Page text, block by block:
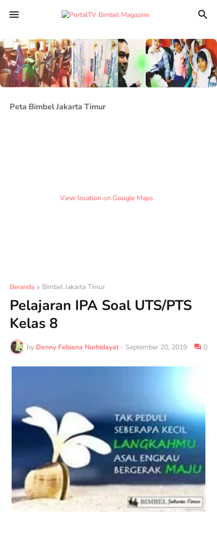
Peta Bimbel Jakarta Timur
View location on Google Maps
Beranda Bimbel Jakarta Timur
Pelajaran IPA Soal UTS/PTS
Kelas 8
by Denny Febiana Nurhidayat - September 20, 2019 0